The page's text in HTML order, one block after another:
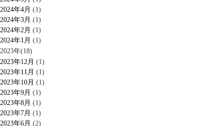
2024年4月 (1)
2024年3月 (1)
2024年2月 (1)
2024年1月 (1)
2023年(18)
2023年12月 (1)
2023年11月 (1)
2023年10月 (1)
2023年9月 (1)
2023年8月 (1)
2023年7月 (1)
2023年6月 (2)